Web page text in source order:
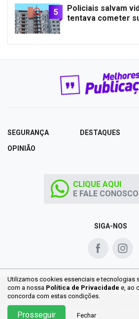
5
Policiais salvam
tentava cometer
Utilizamos cookies essenciais e tecnologias
com a nossa Política de Privacidade e, ao
concorda com estas condições.
Prosseguir Fechar
SEGURANÇA DESTAQUES
OPINIÃO
SIGA-NOS
CLIQUE AQUI
E FALE
FALE CONOSCO COMUNICAR
Copyright © Melhores Publicações - Todos